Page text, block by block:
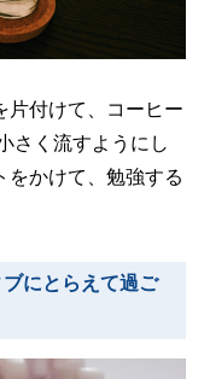
片付けて、コーヒー
さく流すようにし
をかけて、勉強する
にとらえて過ご